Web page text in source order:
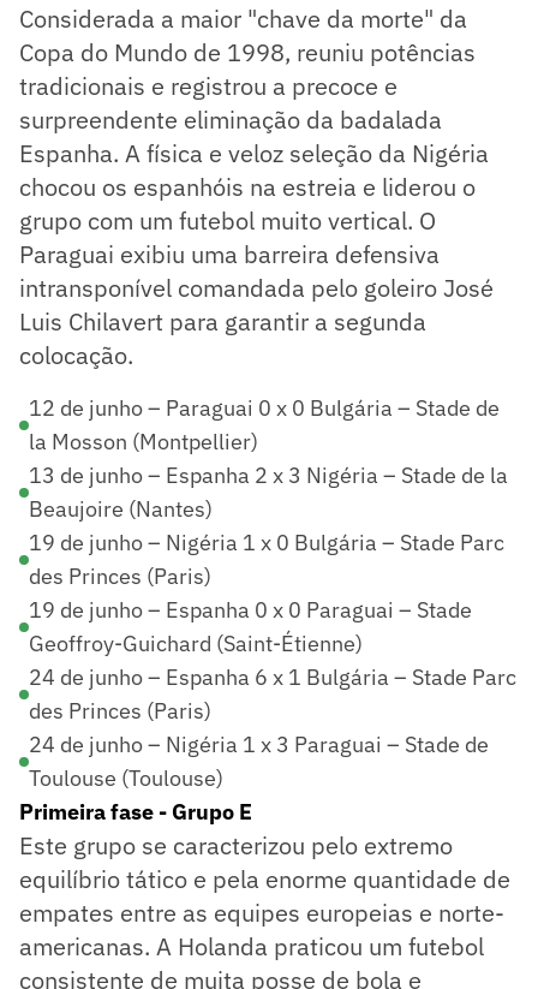
Considerada a maior "chave da morte" da
Copa do Mundo de 1998, reuniu potências
tradicionais e registrou a precoce e
surpreendente eliminação da badalada
Espanha. A física e veloz seleção da Nigéria
chocou os espanhóis na estreia e liderou o
grupo com um futebol muito vertical. O
Paraguai exibiu uma barreira defensiva
intransponível comandada pelo goleiro José
Luis Chilavert para garantir a segunda
colocação.
12 de junho – Paraguai 0 x 0 Bulgária – Stade de
la Mosson (Montpellier)
13 de junho – Espanha 2 x 3 Nigéria – Stade de la
Beaujoire (Nantes)
19 de junho – Nigéria 1 x 0 Bulgária – Stade Parc
des Princes (Paris)
19 de junho – Espanha 0 x 0 Paraguai – Stade
Geoffroy-Guichard (Saint-Étienne)
24 de junho – Espanha 6 x 1 Bulgária – Stade Parc
des Princes (Paris)
24 de junho – Nigéria 1 x 3 Paraguai – Stade de
Toulouse (Toulouse)
Primeira fase - Grupo E
Este grupo se caracterizou pelo extremo
equilíbrio tático e pela enorme quantidade de
empates entre as equipes europeias e norte-
americanas. A Holanda praticou um futebol
consistente de muita posse de bola e